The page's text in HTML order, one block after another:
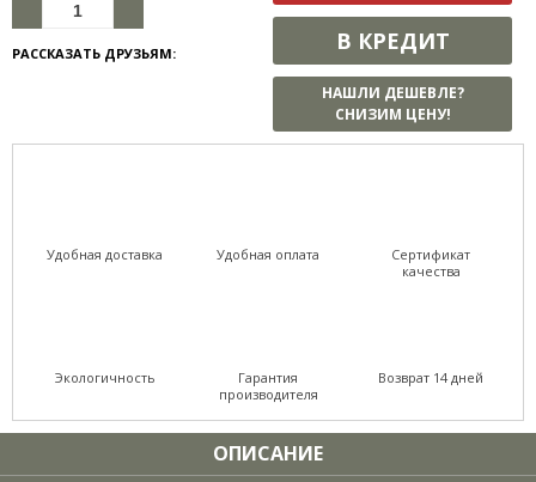
РАССКАЗАТЬ ДРУЗЬЯМ: В КРЕДИТ
НАШЛИ ДЕШЕВЛЕ?
СНИЗИМ ЦЕНУ!
Удобная доставка Удобная оплата
Сертификат
качества
Экологичность
Гарантия
производителя
Возврат 14 дней
ОПИСАНИЕ